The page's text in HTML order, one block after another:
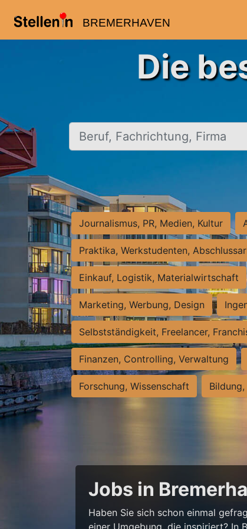
BREMERHAVEN
Die
Beruf, Fachrichtung, Firma
Journalismus, PR, Medien, Kultur
Praktika, Werkstudenten,
Einkauf, Logistik, Materialwirtschaft
Marketing, Werbung, Design
Selbstständigkeit, Freelancer,
Finanzen, Controlling, Verwaltung
Forschung, Wissenschaft
Jobs in
Haben Sie sich schon einmal